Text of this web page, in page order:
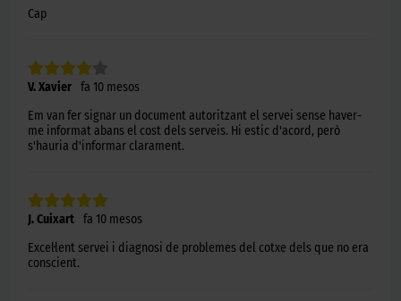
Cap
V. Xavier fa 10 mesos
Em van fer signar un document autoritzant el servei sense haver-
me informat abans el cost dels serveis. Hi estic d'acord, però
s'hauria d'informar clarament.
J. Cuixart fa 10 mesos
Excel·lent servei i diagnosi de problemes del cotxe dels que no era
conscient.